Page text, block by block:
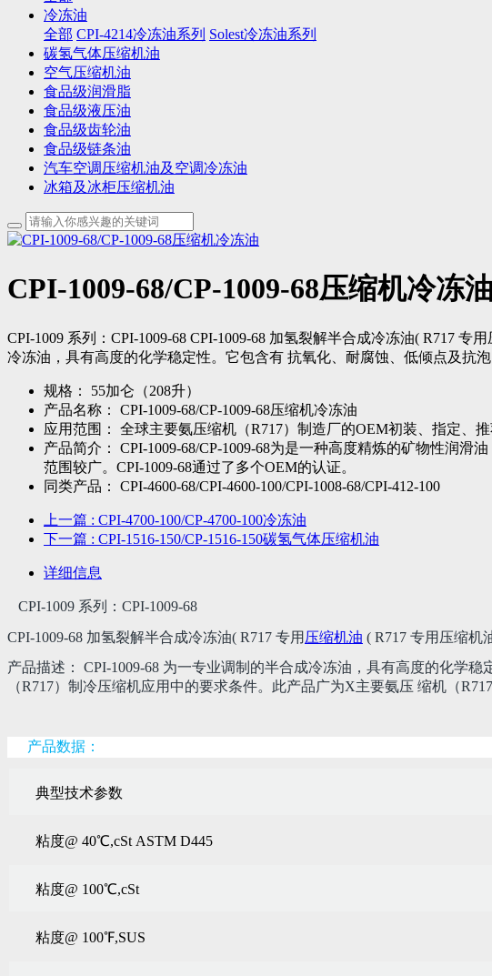
冷冻油
全部 CPI-4214冷冻油系列 Solest冷冻油系列
碳氢气体压缩机油
空气压缩机油
食品级润滑脂
食品级液压油
食品级齿轮油
食品级链条油
汽车空调压缩机油及空调冷冻油
冰箱及冰柜压缩机油
CPI-1009-68/CP-1009-68压缩机冷冻油
CPI-1009 系列：CPI-1009-68 CPI-1009-68 加氢裂解半合成冷冻油( R717
冷冻油，具有高度的化学稳定性。它包含有 抗氧化、耐腐蚀、低倾点及抗
规格：
55加仑（208升）
产品名称：
CPI-1009-68/CP-1009-68压缩机冷冻油
应用范围：
全球主要氨压缩机（R717）制造厂的OEM初装、指定、
产品简介：
CPI-1009-68/CP-1009-68为是一种高度精炼的矿物性润
范围较广。CPI-1009-68通过了多个OEM的认证。
同类产品：
CPI-4600-68/CPI-4600-100/CPI-1008-68/CPI-412-100
上一篇 : CPI-4700-100/CP-4700-100冷冻油
下一篇 : CPI-1516-150/CP-1516-150碳氢气体压缩机油
详细信息
CPI-1009 系列：CPI-1009-68
CPI-1009-68 加氢裂解半合成冷冻油( R717 专用 压缩机油 ( R717 专用压缩机
产品描述： CPI-1009-68 为一专业调制的半合成冷冻油，具有高度的化学
（R717）制冷压缩机应用中的要求条件。此产品广为X主要氨压 缩机（
产品数据：
典型技术参数
粘度@ 40℃,cSt ASTM D445
粘度@ 100℃,cSt
粘度@ 100℉,SUS